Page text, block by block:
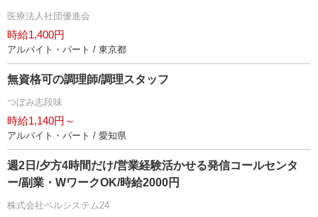
医療法人社団優進会
時給1,400円
アルバイト・パート / 東京都
無資格可の調理師/調理スタッフ
つぼみ志段味
時給1,140円～
アルバイト・パート / 愛知県
週2日/夕方4時間だけ/営業経験活かせる発信コールセンタ
ー/副業・WワークOK/時給2000円
株式会社ベルシステム24